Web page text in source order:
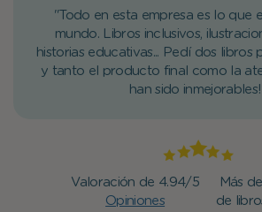
"Todo en esta empresa es lo que
mundo. Libros inclusivos,
historias educativas... Pedí dos libros
y tanto el producto final como la
han sido
Valoración de 4.94/5
Opiniones
Más de
de